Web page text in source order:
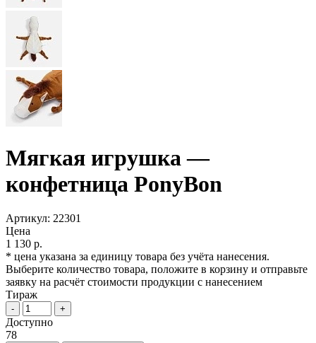
Мягкая игрушка —
конфетница PonyBon
Артикул: 22301
Цена
1 130 р.
* цена указана за единицу товара без учёта нанесения.
Выберите количество товара, положите в корзину и отправьте
заявку на расчёт стоимости продукции с нанесением
Тираж
- +
Доступно
78